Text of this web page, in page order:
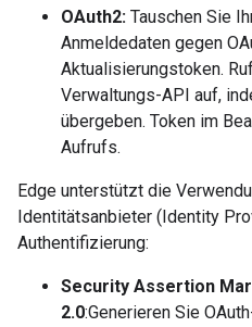
OAuth2: Tauschen Sie
Anmeldedaten gegen
Aktualisierungstoken.
Verwaltungs-API auf,
übergeben. Token im
Aufrufs.
Edge unterstützt die
Identitätsanbieter (Identity
Authentifizierung:
Security Assertion
2.0:Generieren Sie